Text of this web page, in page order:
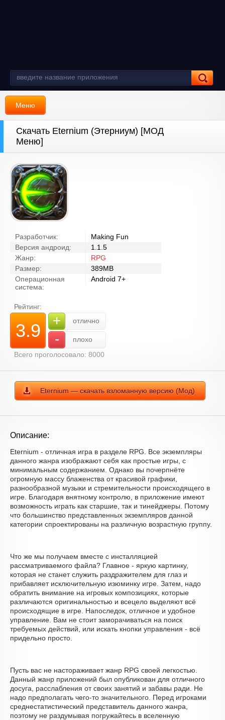
Меню
Скачать Eternium (Этерниум) [МОД
Меню]
Разработчик:
Making Fun
Версия андроид:
1.1.5
Жанр:
RPG
Размер:
389MB
Операционная
система:
Android 7+
Рейтинг:
3.9 + отлично
-
плохо
Всего проголосовало: 8000
Eternium — скачать взломанную версию (Мод)
Описание:
Eternium - отличная игра в разделе RPG. Все экземпляры
данного жанра изображают себя как простые игры, с
минимальным содержанием. Однако вы почерпнёте
огромную массу блаженства от красивой графики,
разнообразной музыки и стремительности происходящего в
игре. Благодаря внятному контролю, в приложение имеют
возможность играть как старшие, так и тинейджеры. Потому
что большинство представленных экземпляров данной
категории спроектированы на различную возрастную группу.
Что же мы получаем вместе с инсталляцией
рассматриваемого файла? Главное - яркую картинку,
которая не станет служить раздражителем для глаз и
прибавляет исключительную изюминку игре. Затем, надо
обратить внимание на игровых композициях, которые
различаются оригинальностью и всецело выделяют всё
происходящие в игре. Напоследок, отличное и удобное
управление. Вам не стоит заморачиваться на поиск
требуемых действий, или искать кнопки управления - всё
придельно просто.
Пусть вас не настораживает жанр RPG своей легкостью.
Данный жанр приложений был опубликован для отличного
досуга, расслабления от своих занятий и забавы ради. Не
надо предполагать чего-то значительного. Перед игроками
среднестатистический представитель данного жанра,
поэтому не раздумывая погружайтесь в вселенную